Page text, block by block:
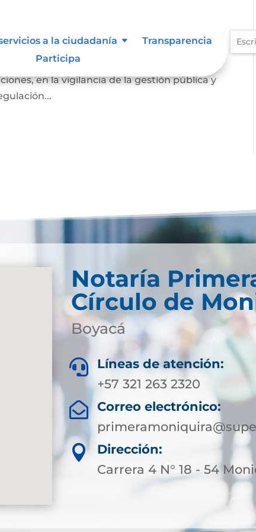
a la ciudadanía
Transparencia
Participa
a participar, de manera individual o a
en la vigilancia de la gestión pública y
Notaría
Círculo de
Boyacá

Líneas de atención:
+57 321 263 2320

Correo electrónico:

Dirección:
Carrera 4 N° 18 - 54